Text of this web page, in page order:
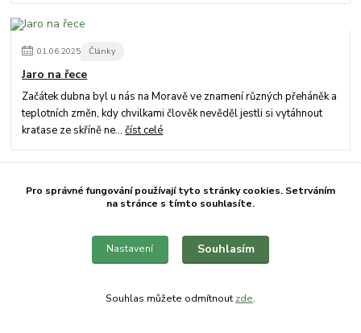
01.06.2025 Články
Jaro na řece
Začátek dubna byl u nás na Moravě ve znamení různých přeháněk a
teplotních změn, kdy chvilkami člověk nevěděl jestli si vytáhnout
kraťase ze skříně ne...číst celé
29.12. 2024 Zprávy od vody
Letošní rok jsem Pálavě moc nedal. Byl jsem rád, že jsem se urval
alespoň na podzimní výpravu, na kterou jsem se moc těšil a
Pro správné fungování používají tyto stránky cookies. Setrváním
na stránce s tímto souhlasíte.
Nastavení Souhlasím
Souhlas můžete odmítnout zde.